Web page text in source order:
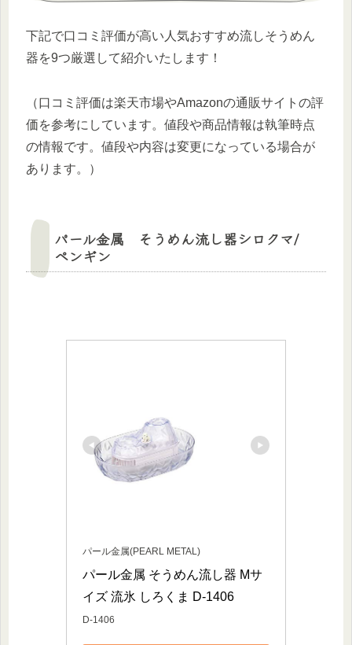
下記で口コミ評価が高い人気おすすめ流しそうめん
器を9つ厳選して紹介いたします！
（口コミ評価は楽天市場やAmazonの通販サイトの評
価を参考にしています。値段や商品情報は執筆時点
の情報です。値段や内容は変更になっている場合が
あります。）
パール金属 そうめん流し器シロクマ/
ペンギン
パール金属(PEARL METAL)
パール金属 そうめん流し器 Mサ
イズ 流氷 しろくま D-1406
D-1406